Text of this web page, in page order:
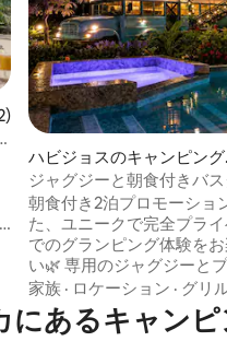
件、5つ星中4.85つ星の平均
ハビジョスのキャンピング
ー・RV
ジャグジーと朝食付きバ
朝食付き2泊プロモーション 自然に囲ま
た、ユニークで完全プラ
でのグランピング体験を
い🌿 専用のジャグジーとプールでリラッ
クス。カップルや少人数グ
です🌙💦 エアコン付きのメインベッドル
ーム❄️と、追加ベッドのあ
家族 · ロケーション · グリ
にあるキャン